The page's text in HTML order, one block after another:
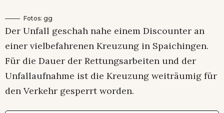
Fotos: gg
Der Unfall geschah nahe einem Discounter an
einer vielbefahrenen Kreuzung in Spaichingen.
Für die Dauer der Rettungsarbeiten und der
Unfallaufnahme ist die Kreuzung weiträumig für
den Verkehr gesperrt worden.